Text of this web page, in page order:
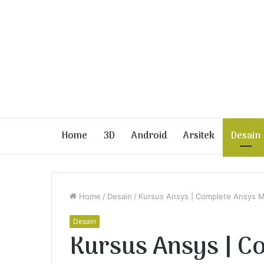
Home 3D Android Arsitek Desain
Home / Desain / Kursus Ansys | Complete Ansys
Desain
Kursus Ansys |